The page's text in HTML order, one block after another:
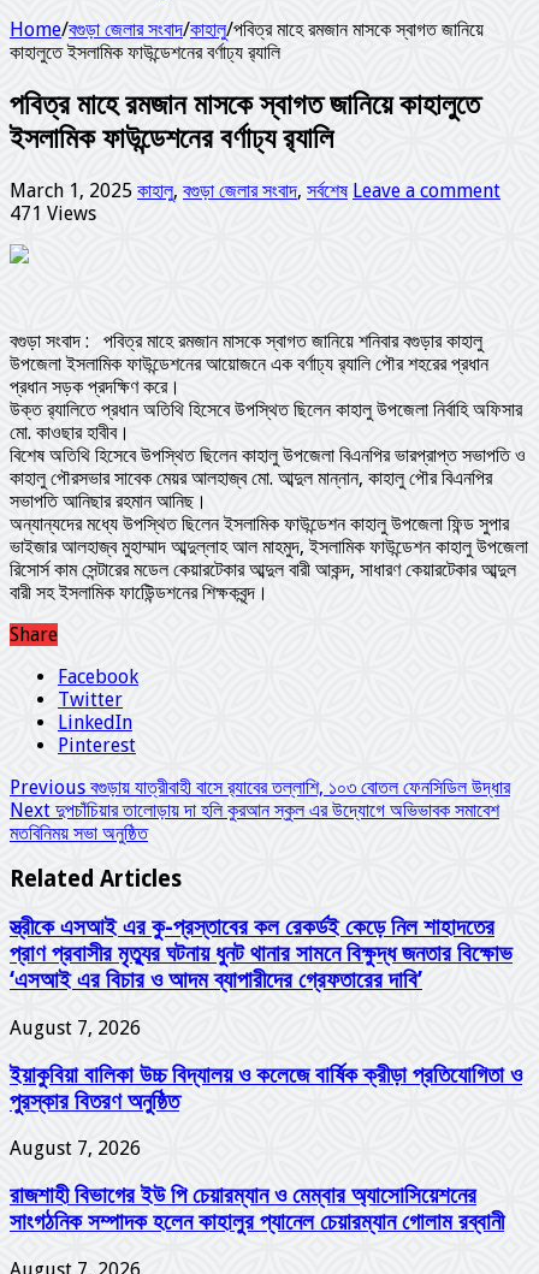
Home/বগুড়া জেলার সংবাদ/কাহালু/পবিত্র মাহে রমজান মাসকে স্বাগত জানিয়ে
কাহালুতে ইসলামিক ফাউন্ডেশনের বর্ণাঢ্য র‌্যালি
পবিত্র মাহে রমজান মাসকে স্বাগত জানিয়ে কাহালুতে
ইসলামিক ফাউন্ডেশনের বর্ণাঢ্য র‌্যালি
March 1, 2025 কাহালু, বগুড়া জেলার সংবাদ, সর্বশেষ Leave a comment
471 Views
বগুড়া সংবাদ : পবিত্র মাহে রমজান মাসকে স্বাগত জানিয়ে শনিবার বগুড়ার কাহালু
উপজেলা ইসলামিক ফাউন্ডেশনের আয়োজনে এক বর্ণাঢ্য র‌্যালি পৌর শহরের প্রধান
প্রধান সড়ক প্রদক্ষিণ করে।
উক্ত র‌্যালিতে প্রধান অতিথি হিসেবে উপস্থিত ছিলেন কাহালু উপজেলা নির্বাহি অফিসার
মো. কাওছার হাবীব।
বিশেষ অতিথি হিসেবে উপস্থিত ছিলেন কাহালু উপজেলা বিএনপির ভারপ্রাপ্ত সভাপতি ও
কাহালু পৌরসভার সাবেক মেয়র আলহাজ্ব মো. আব্দুল মান্নান, কাহালু পৌর বিএনপির
সভাপতি আনিছার রহমান আনিছ।
অন্যান্যদের মধ্যে উপস্থিত ছিলেন ইসলামিক ফাউন্ডেশন কাহালু উপজেলা ফিন্ড সুপার
ভাইজার আলহাজ্ব মুহাম্মাদ আব্দুল্লাহ আল মাহমুদ, ইসলামিক ফাউন্ডেশন কাহালু উপজেলা
রিসোর্স কাম সেন্টারের মডেল কেয়ারটেকার আব্দুল বারী আকন্দ, সাধারণ কেয়ারটেকার আব্দুল
বারী সহ ইসলামিক ফাউেিন্ডশনের শিক্ষকবৃন্দ।
Share
Facebook
Twitter
LinkedIn
Pinterest
Previous বগুড়ায় যাত্রীবাহী বাসে র‍্যাবের তল্লাশি, ১০৩ বোতল ফেনসিডিল উদ্ধার
Next দুপচাঁচিয়ার তালোড়ায় দা হলি কুরআন স্কুল এর উদ্যোগে অভিভাবক সমাবেশ
মতবিনিময় সভা অনুষ্ঠিত
Related Articles
স্ত্রীকে এসআই এর কু-প্রস্তাবের কল রেকর্ডই কেড়ে নিল শাহাদতের
প্রাণ প্রবাসীর মৃত্যুর ঘটনায় ধুনট থানার সামনে বিক্ষুদ্ধ জনতার বিক্ষোভ
‘এসআই এর বিচার ও আদম ব্যাপারীদের গ্রেফতারের দাবি’
August 7, 2026
ইয়াকুবিয়া বালিকা উচ্চ বিদ্যালয় ও কলেজে বার্ষিক ক্রীড়া প্রতিযোগিতা ও
পুরস্কার বিতরণ অনুষ্ঠিত
August 7, 2026
রাজশাহী বিভাগের ইউ পি চেয়ারম্যান ও মেম্বার অ্যাসোসিয়েশনের
সাংগঠনিক সম্পাদক হলেন কাহালুর প্যানেল চেয়ারম্যান গোলাম রব্বানী
August 7, 2026